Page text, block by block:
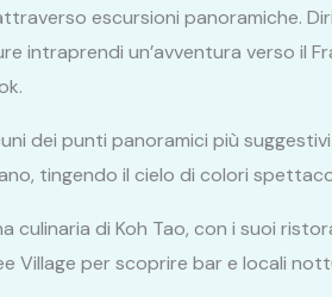
escursioni panoramiche.
intraprendi un’avventura verso il
dei punti panoramici più
tingendo il cielo di colori
culinaria di Koh Tao, con i suoi
Village per scoprire bar e locali